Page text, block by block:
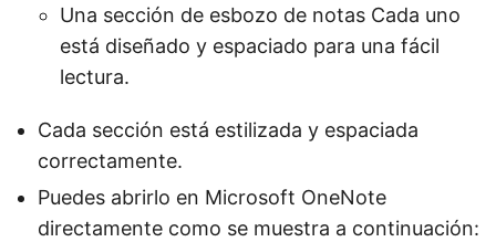
Una sección de esbozo de notas Cada uno
está diseñado y espaciado para una fácil
lectura.
Cada sección está estilizada y espaciada
correctamente.
Puedes abrirlo en Microsoft OneNote
directamente como se muestra a continuación: